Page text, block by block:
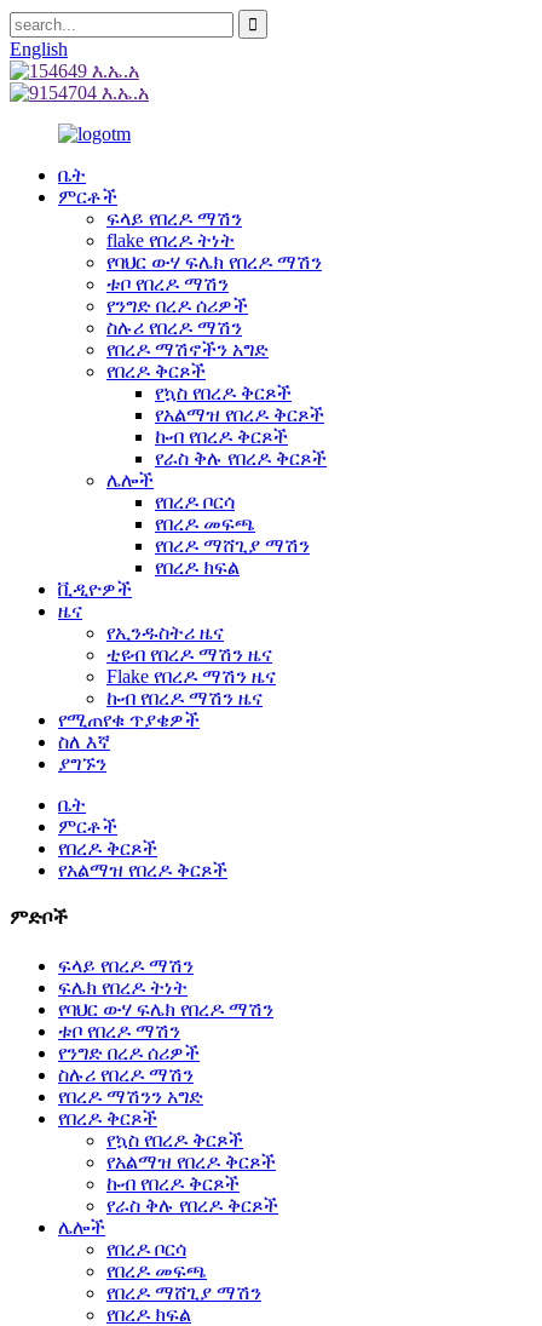
English
ቤት
ምርቶች
ፍላይ የበረዶ ማሽን
flake የበረዶ ትነት
የባህር ውሃ ፍሌክ የበረዶ ማሽን
ቱቦ የበረዶ ማሽን
የንግድ በረዶ ሰሪዎች
ስሉሪ የበረዶ ማሽን
የበረዶ ማሽኖችን አግድ
የበረዶ ቅርጾች
የኳስ የበረዶ ቅርጾች
የአልማዝ የበረዶ ቅርጾች
ኩብ የበረዶ ቅርጾች
የራስ ቅሉ የበረዶ ቅርጾች
ሌሎች
የበረዶ ቦርሳ
የበረዶ መፍጫ
የበረዶ ማሸጊያ ማሽን
የበረዶ ክፍል
ቪዲዮዎች
ዜና
የኢንዱስትሪ ዜና
ቲዩብ የበረዶ ማሽን ዜና
Flake የበረዶ ማሽን ዜና
ኩብ የበረዶ ማሽን ዜና
የሚጠየቁ ጥያቄዎች
ስለ እኛ
ያግኙን
ቤት
ምርቶች
የበረዶ ቅርጾች
የአልማዝ የበረዶ ቅርጾች
ምድቦች
ፍላይ የበረዶ ማሽን
ፍሌክ የበረዶ ትነት
የባህር ውሃ ፍሌክ የበረዶ ማሽን
ቱቦ የበረዶ ማሽን
የንግድ በረዶ ሰሪዎች
ስሉሪ የበረዶ ማሽን
የበረዶ ማሽንን አግድ
የበረዶ ቅርጾች
የኳስ የበረዶ ቅርጾች
የአልማዝ የበረዶ ቅርጾች
ኩብ የበረዶ ቅርጾች
የራስ ቅሉ የበረዶ ቅርጾች
ሌሎች
የበረዶ ቦርሳ
የበረዶ መፍጫ
የበረዶ ማሸጊያ ማሽን
የበረዶ ክፍል